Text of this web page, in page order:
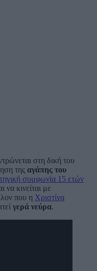
στη δική του
της αγάπης του
συμφωνία 15 ετών
να κινείται με
που η Χριστίνα
γερά νεύρα.